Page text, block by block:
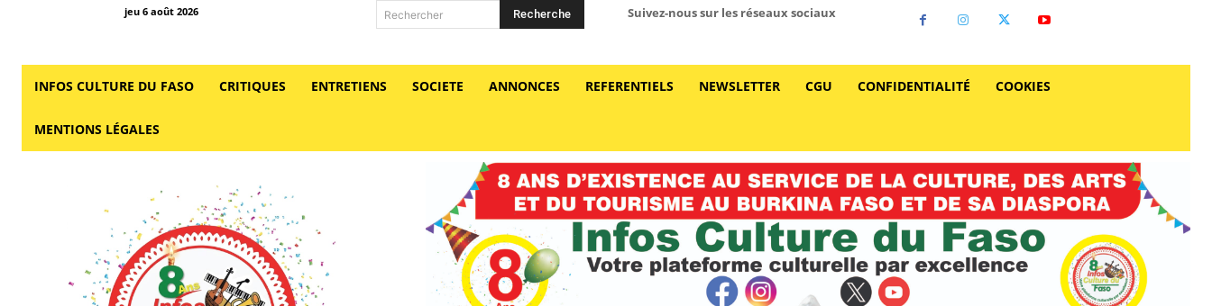
jeu 6 août 2026 Rechercher Recherche Suivez-nous sur les réseaux sociaux
INFOS CULTURE DU FASO CRITIQUES ENTRETIENS SOCIETE ANNONCES REFERENTIELS NEWSLETTER CGU CONFIDENTIALITÉ COOKIES
MENTIONS LÉGALES